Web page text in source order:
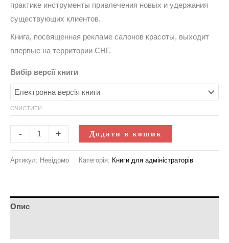
практике инструменты привлечения новых и удержания
существующих клиентов.
Книга, посвященная рекламе салонов красоты, выходит
впервые на территории СНГ.
Вибір версії книги
ОЧИСТИТИ
- + Додати в кошик
Артикул: Невідомо Категорія: Книги для адміністраторів
Опис